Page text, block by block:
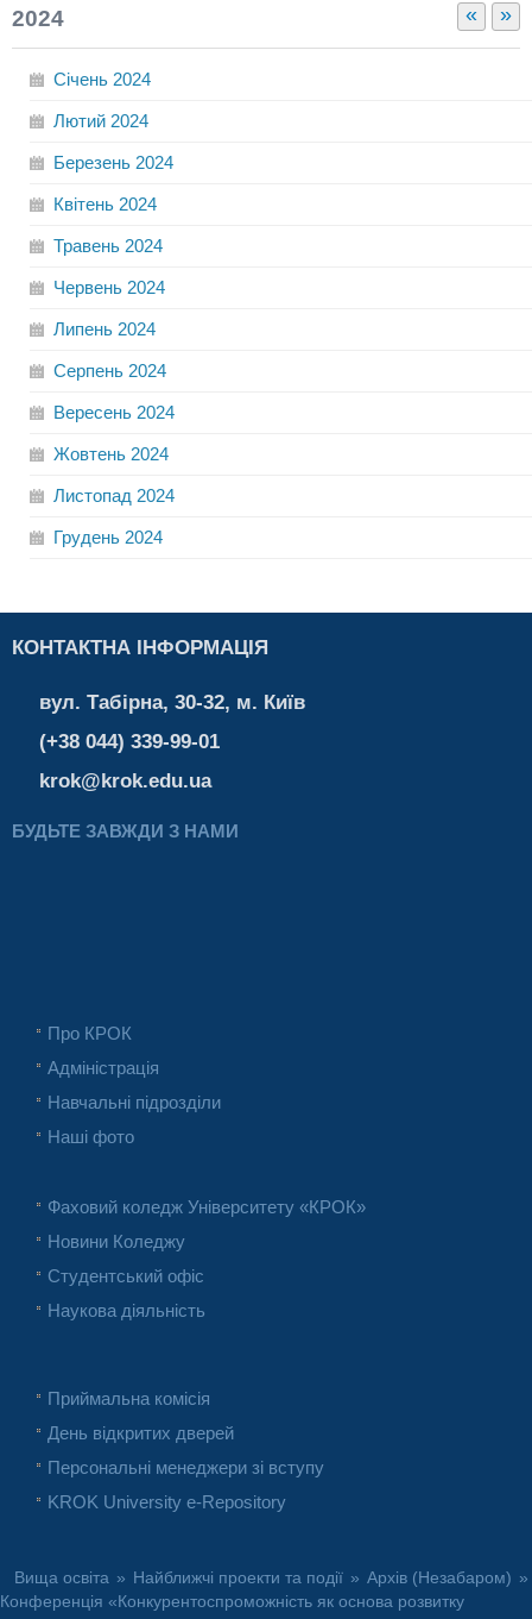
« »
2024
Січень 2024
Лютий 2024
Березень 2024
Квітень 2024
Травень 2024
Червень 2024
Липень 2024
Серпень 2024
Вересень 2024
Жовтень 2024
Листопад 2024
Грудень 2024
КОНТАКТНА ІНФОРМАЦІЯ
вул. Табірна, 30-32, м. Київ
(+38 044) 339-99-01
krok@krok.edu.ua
БУДЬТЕ ЗАВЖДИ З НАМИ
Про КРОК
Адміністрація
Навчальні підрозділи
Наші фото
Фаховий коледж Університету «КРОК»
Новини Коледжу
Студентський офіс
Наукова діяльність
Приймальна комісія
День відкритих дверей
Персональні менеджери зі вступу
KROK University e-Repository
Вища освіта » Найближчі проекти та події » Архів (Незабаром) »
Конференція «Конкурентоспроможність як основа розвитку